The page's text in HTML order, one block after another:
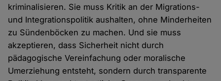
kriminalisieren. Sie muss Kritik an der Migrations-
und Integrationspolitik aushalten, ohne Minderheiten
zu Sündenböcken zu machen. Und sie muss
akzeptieren, dass Sicherheit nicht durch
pädagogische Vereinfachung oder moralische
Umerziehung entsteht, sondern durch transparente